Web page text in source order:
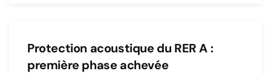
Protection acoustique du RER A :
première phase achevée